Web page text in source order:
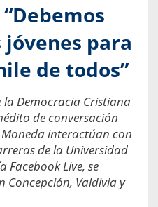
jóvenes para
de todos”
Democracia Cristiana
de conversación
interactúan con
de la Universidad
Facebook Live, se
Concepción, Valdivia y